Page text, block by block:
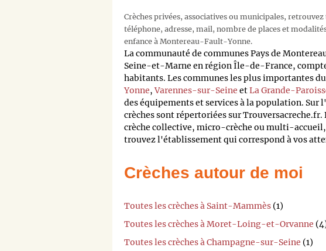
Crèches privées, associatives ou municipales,
téléphone, adresse, mail, nombre de places et
enfance à Montereau-Fault-Yonne.
La communauté de communes Pays de
Seine-et-Marne en région Île-de-France,
habitants. Les communes les plus importantes
Yonne,Varennes-sur-Seine etLa Grande-
des équipements et services à la population.
crèches sont répertoriées sur
crèche collective, micro-crèche ou multi-accueil,
trouvez l'établissement qui correspond à vos
Crèches autour de moi
Toutes les crèches à Saint-Mammès (1)
Toutes les crèches à Moret-Loing-et-Orvanne
Toutes les crèches à Champagne-sur-Seine (1)